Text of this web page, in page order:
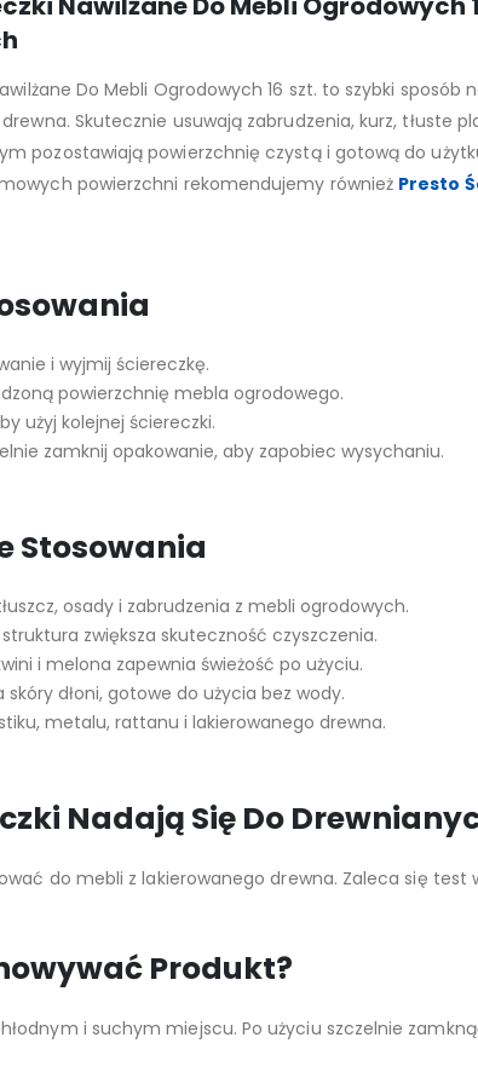
Do Mebli Ogrodowych 16 szt. to szybki
Skutecznie usuwają zabrudzenia, kurz, tłuste
pozostawiają powierzchnię czystą i gotową do
powierzchni rekomendujemy również Presto
i wyjmij ściereczkę.
powierzchnię mebla ogrodowego.
użyj kolejnej ściereczki.
zamknij opakowanie, aby zapobiec wysychaniu.
Stosowania
osady i zabrudzenia z mebli ogrodowych.
zwiększa skuteczność czyszczenia.
i melona zapewnia świeżość po użyciu.
skóry dłoni, gotowe do użycia bez wody.
metalu, rattanu i lakierowanego drewna.
Nadają Się Do
do mebli z lakierowanego drewna. Zaleca się
Produkt?
i suchym miejscu. Po użyciu szczelnie